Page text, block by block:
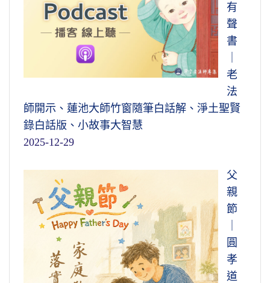
有
聲
書
老
法
師開示、蓮池大師竹窗隨筆白話解、淨土聖賢
錄白話版、小故事大智慧
2025-12-29
父
親
節
圓
孝
道